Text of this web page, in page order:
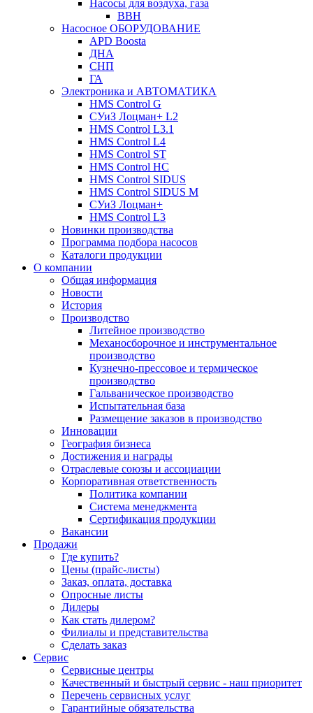
Насосы для воздуха, газа
ВВН
Насосное ОБОРУДОВАНИЕ
APD Boosta
ДНА
СНП
ГА
Электроника и АВТОМАТИКА
HMS Control G
СУиЗ Лоцман+ L2
HMS Control L3.1
HMS Control L4
HMS Control ST
HMS Control HC
HMS Control SIDUS
HMS Control SIDUS M
СУиЗ Лоцман+
HMS Control L3
Новинки производства
Программа подбора насосов
Каталоги продукции
О компании
Общая информация
Новости
История
Производство
Литейное производство
Механосборочное и инструментальное
производство
Кузнечно-прессовое и термическое
производство
Гальваническое производство
Испытательная база
Размещение заказов в производство
Инновации
География бизнеса
Достижения и награды
Отраслевые союзы и ассоциации
Корпоративная ответственность
Политика компании
Система менеджмента
Сертификация продукции
Вакансии
Продажи
Где купить?
Цены (прайс-листы)
Заказ, оплата, доставка
Опросные листы
Дилеры
Как стать дилером?
Филиалы и представительства
Сделать заказ
Сервис
Сервисные центры
Качественный и быстрый сервис - наш приоритет
Перечень сервисных услуг
Гарантийные обязательства